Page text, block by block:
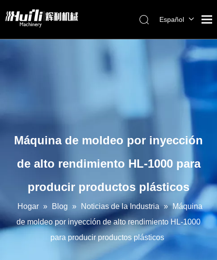
Blog
Español
Français
Máquina de moldeo por inyección
de alto rendimiento HL-1000 para
producir productos plásticos
Hogar » Blog » Noticias de la Industria » Máquina
de moldeo por inyección de alto rendimiento HL-1000
para producir productos plásticos